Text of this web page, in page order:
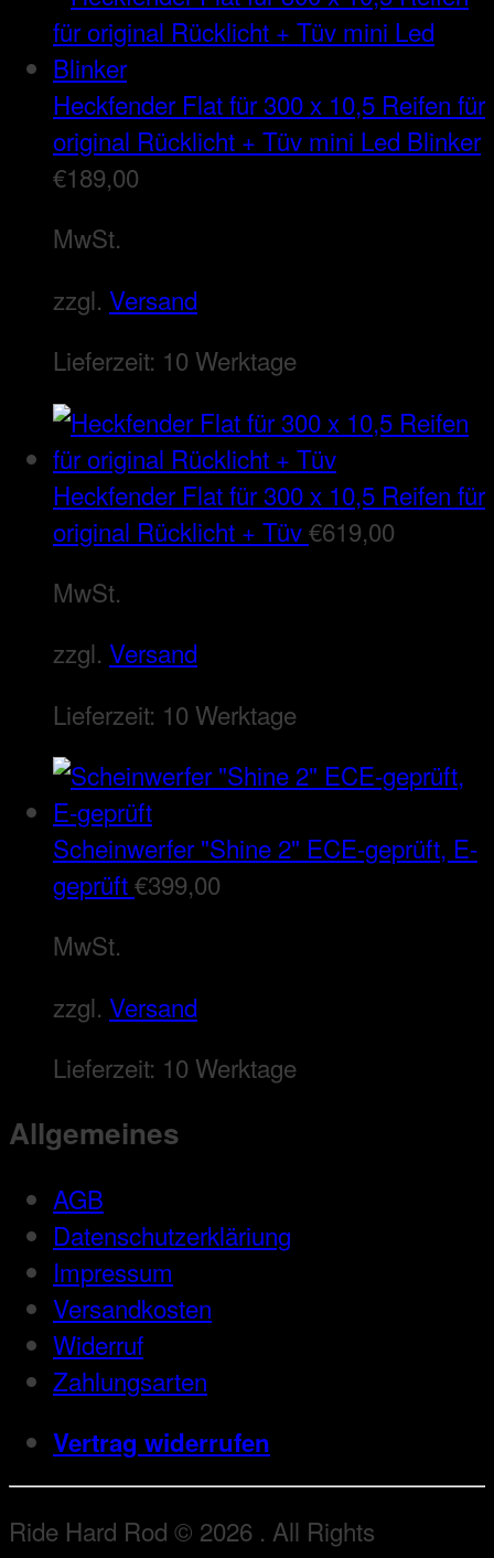
Heckfender Flat für 300 x 10,5 Reifen für
original Rücklicht + Tüv mini Led Blinker
€189,00
MwSt.
zzgl. Versand
Lieferzeit: 10 Werktage
Heckfender Flat für 300 x 10,5 Reifen für
original Rücklicht + Tüv€619,00
MwSt.
zzgl. Versand
Lieferzeit: 10 Werktage
Scheinwerfer "Shine 2" ECE-geprüft, E-
geprüft€399,00
MwSt.
zzgl. Versand
Lieferzeit: 10 Werktage
Allgemeines
AGB
Datenschutzerkläriung
Impressum
Versandkosten
Widerruf
Zahlungsarten
Vertrag widerrufen
Ride Hard Rod © 2026 . All Rights